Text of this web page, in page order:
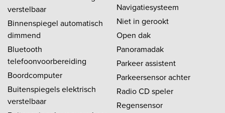
verstelbaar
Binnenspiegel automatisch
dimmend
Bluetooth
telefoonvoorbereiding
Boordcomputer
Buitenspiegels elektrisch
verstelbaar
Navigatiesysteem
Niet in gerookt
Open dak
Panoramadak
Parkeer assistent
Parkeersensor achter
Radio CD speler
Regensensor